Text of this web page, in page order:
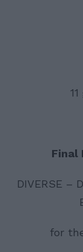
Final
DIVERSE –
for